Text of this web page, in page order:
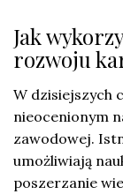
Jak
rozwoju
W dzisiejszych
nieocenionym
zawodowej.
umożliwiają
poszerzanie